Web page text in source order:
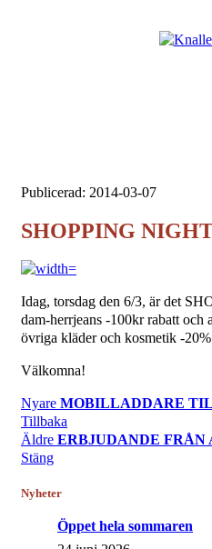
Publicerad: 2014-03-07
SHOPPING
Idag, torsdag den 6/3, är det
dam-herrjeans -100kr rabatt och
övriga kläder och kosmetik -
Välkomna!
Nyare MOBILLADDARE
Tillbaka
Äldre ERBJUDANDE
Stäng
Nyheter
Öppet hela sommaren